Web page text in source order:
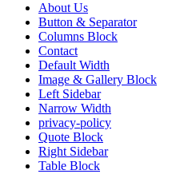
About Us
Button & Separator
Columns Block
Contact
Default Width
Image & Gallery Block
Left Sidebar
Narrow Width
privacy-policy
Quote Block
Right Sidebar
Table Block